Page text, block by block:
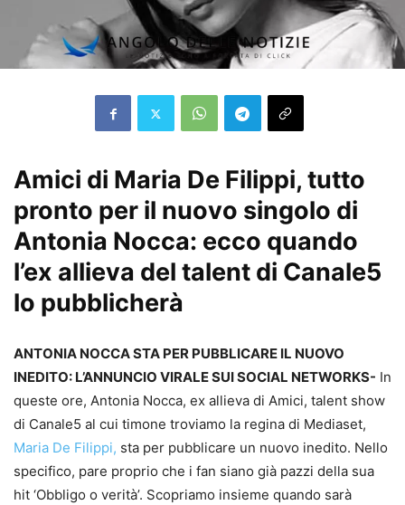
Amici di Maria De Filippi, tutto
pronto per il nuovo singolo di
Antonia Nocca: ecco quando
l’ex allieva del talent di Canale5
lo pubblicherà
ANTONIA NOCCA STA PER PUBBLICARE IL NUOVO
INEDITO: L’ANNUNCIO VIRALE SUI SOCIAL NETWORKS- In
queste ore, Antonia Nocca, ex allieva di Amici, talent show
di Canale5 al cui timone troviamo la regina di Mediaset,
Maria De Filippi, sta per pubblicare un nuovo inedito. Nello
specifico, pare proprio che i fan siano già pazzi della sua
hit ‘Obbligo o verità’. Scopriamo insieme quando sarà